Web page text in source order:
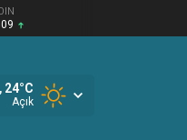
24°C
Açık